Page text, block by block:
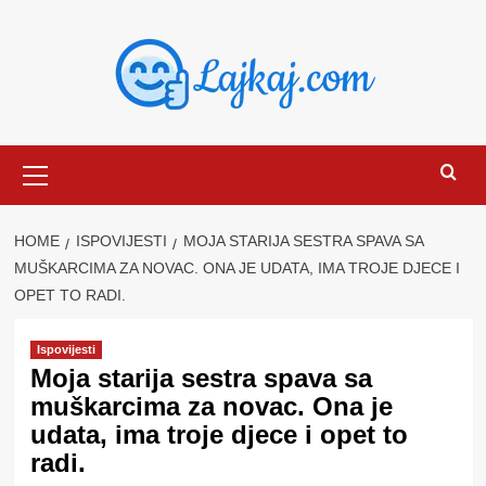
Menu
HOME ISPOVIJESTI
MOJA STARIJA SESTRA SPAVA SA
MUŠKARCIMA ZA NOVAC. ONA JE UDATA, IMA TROJE DJECE I
OPET TO RADI.
Ispovijesti
Moja starija sestra spava sa
muškarcima za novac. Ona je
udata, ima troje djece i opet to
radi.